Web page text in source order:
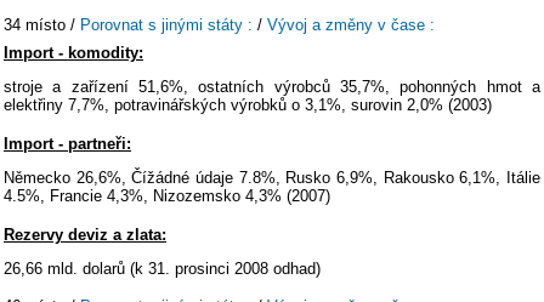
34 místo / Porovnat s jinými státy : / Vývoj a změny v čase :
Import - komodity:
stroje a zařízení 51,6%, ostatních výrobců 35,7%, pohonných hmot a
elektřiny 7,7%, potravinářských výrobků o 3,1%, surovin 2,0% (2003)
Import - partneři:
Německo 26,6%, Čížádné údaje 7.8%, Rusko 6,9%, Rakousko 6,1%, Itálie
4.5%, Francie 4,3%, Nizozemsko 4,3% (2007)
Rezervy deviz a zlata:
26,66 mld. dolarů (k 31. prosinci 2008 odhad)